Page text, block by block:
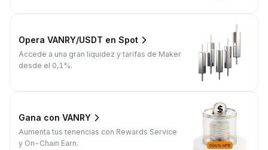
Opera VANRY/USDT en Spot
Accede a una gran liquidez y tarifas de Maker
desde el 0,1%.
Gana con VANRY
Aumenta tus tenencias con Rewards Service
y On-Chain Earn.